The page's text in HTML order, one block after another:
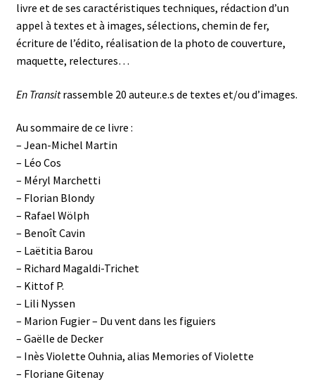
livre et de ses caractéristiques techniques, rédaction d’un
appel à textes et à images, sélections, chemin de fer,
écriture de l’édito, réalisation de la photo de couverture,
maquette, relectures…
En Transitrassemble 20 auteur.e.s de textes et/ou d’images.
Au sommaire de ce livre :
– Jean-Michel Martin
– Léo Cos
– Méryl Marchetti
– Florian Blondy
– Rafael Wölph
– Benoît Cavin
– Laëtitia Barou
– Richard Magaldi-Trichet
– Kittof P.
– Lili Nyssen
– Marion Fugier – Du vent dans les figuiers
– Gaëlle de Decker
– Inès Violette Ouhnia, alias Memories of Violette
– Floriane Gitenay